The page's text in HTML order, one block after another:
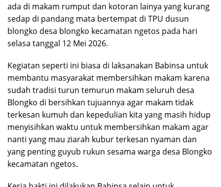
ada di makam rumput dan kotoran lainya yang kurang
sedap di pandang mata bertempat di TPU dusun
blongko desa blongko kecamatan ngetos pada hari
selasa tanggal 12 Mei 2026.
Kegiatan seperti ini biasa di laksanakan Babinsa untuk
membantu masyarakat membersihkan makam karena
sudah tradisi turun temurun makam seluruh desa
Blongko di bersihkan tujuannya agar makam tidak
terkesan kumuh dan kepedulian kita yang masih hidup
menyisihkan waktu untuk membersihkan makam agar
nanti yang mau ziarah kubur terkesan nyaman dan
yang penting guyub rukun sesama warga desa Blongko
kecamatan ngetos.